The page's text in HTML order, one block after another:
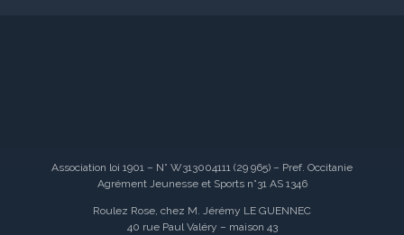
Association loi 1901 – N° W313004111 (29 965) – Pref. Occitanie
Agrément Jeunesse et Sports n°31 AS 1346
Roulez Rose, chez M. Jérémy LE GUENNEC
40 rue Paul Valéry – maison 43